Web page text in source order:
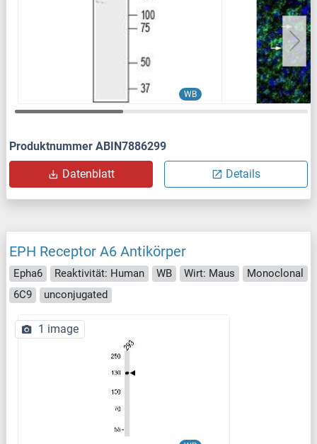
WB
Produktnummer ABIN7886299
Datenblatt Details
EPH Receptor A6 Antikörper
Epha6 Reaktivität: Human WB Wirt: Maus
Monoclonal
6C9
unconjugated
1 image